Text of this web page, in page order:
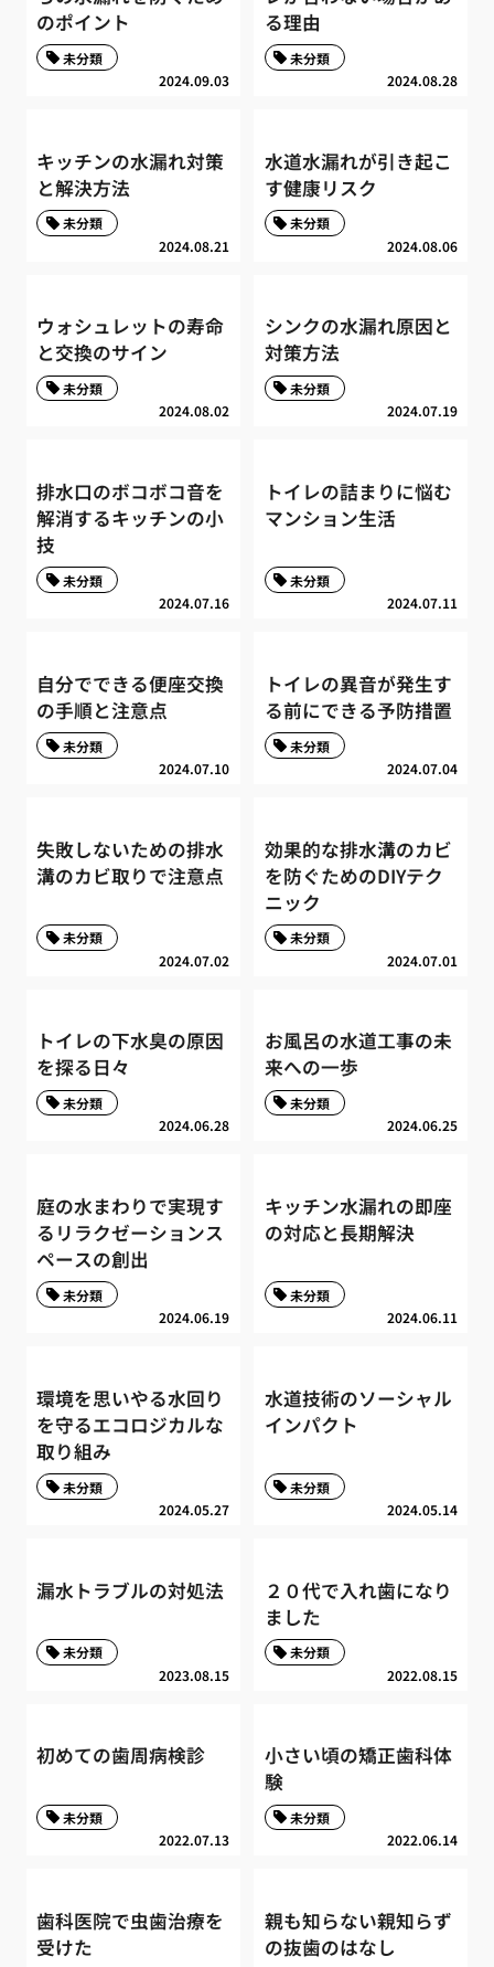
のポイント
2024.09.03
未分類
る理由
2024.08.28
未分類
キッチンの水漏れ対策
と解決方法
2024.08.21
未分類
水道水漏れが引き起こ
す健康リスク
2024.08.06
未分類
ウォシュレットの寿命
と交換のサイン
2024.08.02
未分類
シンクの水漏れ原因と
対策方法
2024.07.19
未分類
排水口のボコボコ音を
解消するキッチンの小
技
2024.07.16
未分類
トイレの詰まりに悩む
マンション生活
2024.07.11
未分類
自分でできる便座交換
の手順と注意点
2024.07.10
未分類
トイレの異音が発生す
る前にできる予防措置
2024.07.04
未分類
失敗しないための排水
溝のカビ取りで注意点
2024.07.02
未分類
効果的な排水溝のカビ
を防ぐためのDIYテク
ニック
2024.07.01
未分類
トイレの下水臭の原因
を探る日々
2024.06.28
未分類
お風呂の水道工事の未
来への一歩
2024.06.25
未分類
庭の水まわりで実現す
るリラクゼーションス
ペースの創出
2024.06.19
未分類
キッチン水漏れの即座
の対応と長期解決
2024.06.11
未分類
環境を思いやる水回り
を守るエコロジカルな
取り組み
2024.05.27
未分類
水道技術のソーシャル
インパクト
2024.05.14
未分類
漏水トラブルの対処法
2023.08.15
未分類
２０代で入れ歯になり
ました
2022.08.15
未分類
初めての歯周病検診
2022.07.13
未分類
小さい頃の矯正歯科体
験
2022.06.14
未分類
歯科医院で虫歯治療を
受けた
親も知らない親知らず
の抜歯のはなし